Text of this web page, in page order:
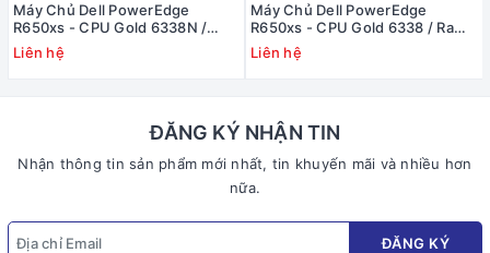
Máy Chủ Dell PowerEdge
R650xs - CPU Gold 6338N /
Ram 16GB / Raid H345 / 2x PS
Liên hệ
Máy Chủ Dell PowerEdge
R650xs - CPU Gold 6338 / Ram
16GB / Raid H345 / 2x PS
Liên hệ
ĐĂNG KÝ NHẬN TIN
Nhận thông tin sản phẩm mới nhất, tin khuyến mãi và nhiều hơn
nữa.
ĐĂNG KÝ